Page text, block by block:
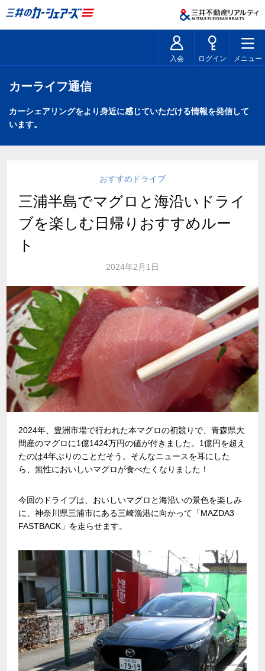
入会 ログイン メニュー
カーライフ通信
カーシェアリングをより身近に感じていただける情報を発信して
います。
おすすめドライブ
三浦半島でマグロと海沿いドライ
ブを楽しむ日帰りおすすめルー
ト
2024年2月1日
2024年、豊洲市場で行われた本マグロの初競りで、青森県大
間産のマグロに1億1424万円の値が付きました。1億円を超え
たのは4年ぶりのことだそう。そんなニュースを耳にした
ら、無性においしいマグロが食べたくなりました！
今回のドライブは、おいしいマグロと海沿いの景色を楽しみ
に、神奈川県三浦市にある三崎漁港に向かって「MAZDA3
FASTBACK」を走らせます。